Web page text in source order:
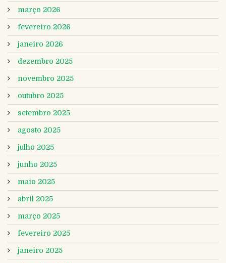
março 2026
fevereiro 2026
janeiro 2026
dezembro 2025
novembro 2025
outubro 2025
setembro 2025
agosto 2025
julho 2025
junho 2025
maio 2025
abril 2025
março 2025
fevereiro 2025
janeiro 2025